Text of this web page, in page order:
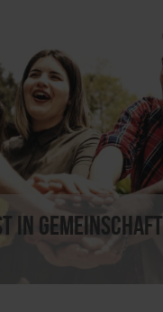
in Gemeinschaft